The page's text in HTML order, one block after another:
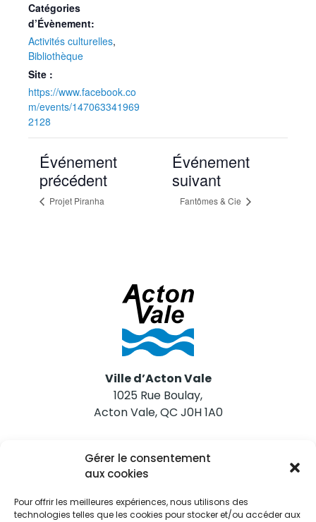
Gérer le consentement
aux cookies
Pour offrir les meilleures expériences, nous utilisons des
technologies telles que les cookies pour stocker et/ou accéder aux
Catégories
d’Évènement:
Activités culturelles,
Bibliothèque
Site :
https://www.facebook.co
m/events/147063341969
2128
Événement
précédent
Projet Piranha
Événement
suivant
Fantômes & Cie
Ville d’Acton Vale
1025 Rue Boulay,
Acton Vale, QC J0H 1A0
Nous joindre
Tél. 450 546-2703